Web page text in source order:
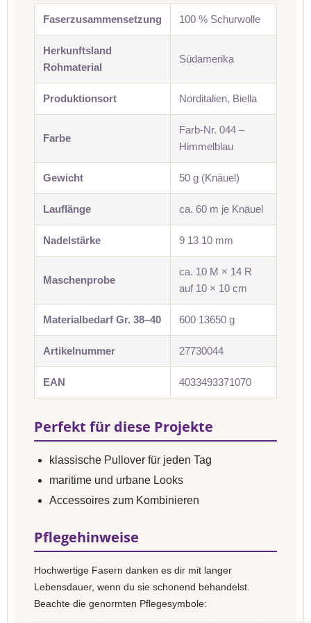
Faserzusammensetzung 100 % Schurwolle
Herkunftsland
Rohmaterial
Südamerika
Produktionsort Norditalien, Biella
Farbe
Farb-Nr. 044 –
Himmelblau
Gewicht 50 g (Knäuel)
Lauflänge ca. 60 m je Knäuel
Nadelstärke 9 13 10 mm
Maschenprobe
ca. 10 M × 14 R
auf 10 × 10 cm
Materialbedarf Gr. 38–40 600 13650 g
Artikelnummer 27730044
EAN 4033493371070
Perfekt für diese Projekte
klassische Pullover für jeden Tag
maritime und urbane Looks
Accessoires zum Kombinieren
Pflegehinweise
Hochwertige Fasern danken es dir mit langer
Lebensdauer, wenn du sie schonend behandelst.
Beachte die genormten Pflegesymbole: